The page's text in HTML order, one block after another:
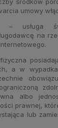
umowy
– usługa
na
a w
albo
prawnej,
lub